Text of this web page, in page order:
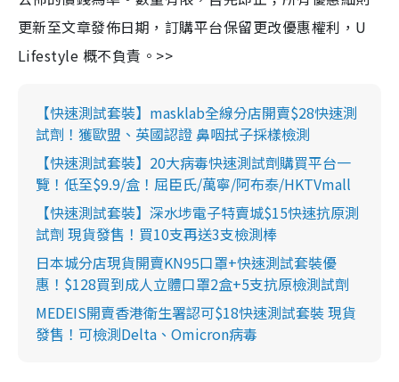
更新至文章發佈日期，訂購平台保留更改優惠權利，U
Lifestyle 概不負責。>>
【快速測試套裝】masklab全線分店開賣$28快速測
試劑！獲歐盟、英國認證 鼻咽拭子採樣檢測
【快速測試套裝】20大病毒快速測試劑購買平台一
覽！低至$9.9/盒！屈臣氏/萬寧/阿布泰/HKTVmall
【快速測試套裝】深水埗電子特賣城$15快速抗原測
試劑 現貨發售！買10支再送3支檢測棒
日本城分店現貨開賣KN95口罩+快速測試套裝優
惠！$128買到成人立體口罩2盒+5支抗原檢測試劑
MEDEIS開賣香港衛生署認可$18快速測試套裝 現貨
發售！可檢測Delta、Omicron病毒